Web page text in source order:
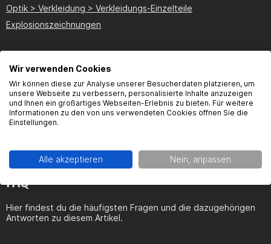
Optik > Verkleidung > Verkleidungs-Einzelteile
Explosionszeichnungen
Bewertungen Bewerten
FAQ
Hier findest du die häufigsten Fragen und die dazugehörigen
Antworten zu diesem Artikel.
Wir verwenden Cookies
Wir können diese zur Analyse unserer Besucherdaten platzieren, um
unsere Webseite zu verbessern, personalisierte Inhalte anzuzeigen
und Ihnen ein großartiges Webseiten-Erlebnis zu bieten. Für weitere
Informationen zu den von uns verwendeten Cookies öffnen Sie die
Einstellungen.
Alle akzeptieren Nein, anpassen